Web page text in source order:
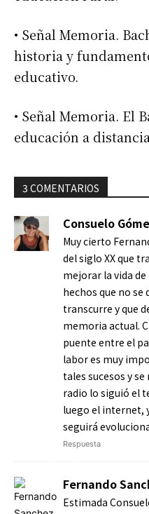
• Señal Memoria.
historia y
educativo.
• Señal Memoria. El
educación a
3 COMENTARIOS
Consuelo
Muy cierto
del siglo XX que
mejorar la vida
hechos que no se
transcurre y que
memoria actual.
puente entre el
labor es muy
tales sucesos y
radio lo siguió el
luego el internet,
seguirá
Respuesta
Fernando
Estimada